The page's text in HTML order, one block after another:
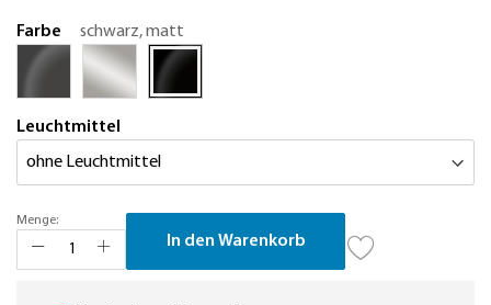
Farbe schwarz, matt
Leuchtmittel
Menge:
In den Warenkorb